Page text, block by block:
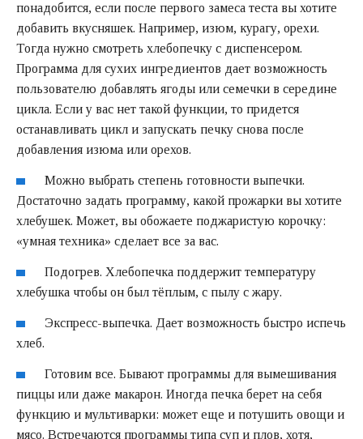
понадобится, если после первого замеса теста вы хотите
добавить вкусняшек. Например, изюм, курагу, орехи.
Тогда нужно смотреть хлебопечку с диспенсером.
Программа для сухих ингредиентов дает возможность
пользователю добавлять ягоды или семечки в середине
цикла. Если у вас нет такой функции, то придется
останавливать цикл и запускать печку снова после
добавления изюма или орехов.
Можно выбрать степень готовности выпечки.
Достаточно задать программу, какой прожарки вы хотите
хлебушек. Может, вы обожаете поджаристую корочку:
«умная техника» сделает все за вас.
Подогрев. Хлебопечка поддержит температуру
хлебушка чтобы он был тёплым, с пылу с жару.
Экспресс-выпечка. Дает возможность быстро испечь
хлеб.
Готовим все. Бывают программы для вымешивания
пиццы или даже макарон. Иногда печка берет на себя
функцию и мультиварки: может еще и потушить овощи и
мясо. Встречаются программы типа суп и плов, хотя,